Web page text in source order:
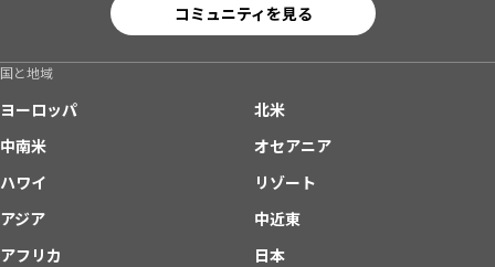
コミュニティを見る
国と地域
ヨーロッパ
北米
中南米
オセアニア
ハワイ
リゾート
アジア
中近東
アフリカ
日本